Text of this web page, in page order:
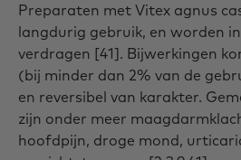
Preparaten met Vitex agnus
langdurig gebruik, en worden
verdragen [41]. Bijwerkingen
(bij minder dan 2% van de
en reversibel van karakter.
zijn onder meer
hoofdpijn, droge mond,